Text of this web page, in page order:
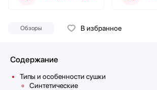
Обзоры В избранное
Содержание
Типы и особенности сушки
Синтетические